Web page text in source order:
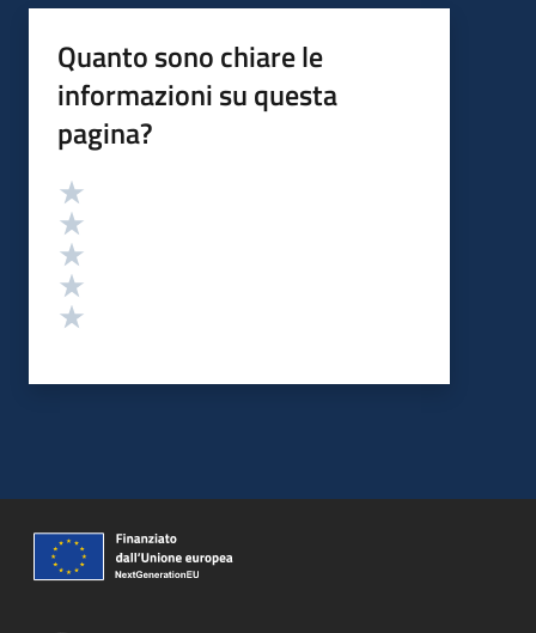
Quanto sono chiare le
informazioni su questa
pagina?
Valutazione